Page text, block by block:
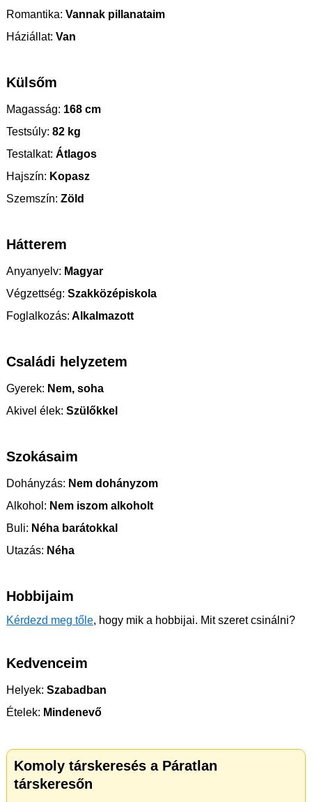
Romantika: Vannak pillanataim
Háziállat: Van
Külsőm
Magasság: 168 cm
Testsúly: 82 kg
Testalkat: Átlagos
Hajszín: Kopasz
Szemszín: Zöld
Hátterem
Anyanyelv: Magyar
Végzettség: Szakközépiskola
Foglalkozás: Alkalmazott
Családi helyzetem
Gyerek: Nem, soha
Akivel élek: Szülőkkel
Szokásaim
Dohányzás: Nem dohányzom
Alkohol: Nem iszom alkoholt
Buli: Néha barátokkal
Utazás: Néha
Hobbijaim
Kérdezd meg tőle, hogy mik a hobbijai. Mit szeret csinálni?
Kedvenceim
Helyek: Szabadban
Ételek: Mindenevő
Komoly társkeresés a Páratlan
társkeresőn